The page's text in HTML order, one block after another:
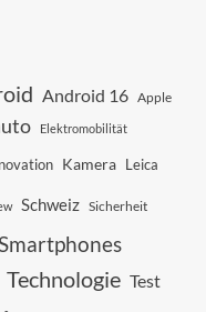
Android 16 Apple
Elektromobilität
Kamera Leica
Schweiz Sicherheit
Technologie Test